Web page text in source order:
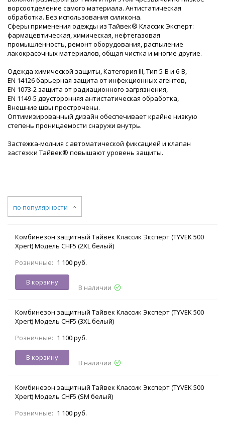
ворсоотделение самого материала. Антистатическая
обработка. Без использования силикона.
Сферы применения одежды из Тайвек® Классик Эксперт:
фармацевтическая, химическая, нефтегазовая
промышленность, ремонт оборудования, распыление
лакокрасочных материалов, общая чистка и многие другие.
Одежда химической защиты, Категория III, Тип 5-B и 6-B,
EN 14126 барьерная защита от инфекционных агентов,
EN 1073-2 защита от радиационного загрязнения,
EN 1149-5 двусторонняя антистатическая обработка,
Внешние швы прострочены.
Оптимизированный дизайн обеспечивает крайне низкую
степень проницаемости снаружи внутрь.
Застежка-молния с автоматической фиксацией и клапан
застежки Тайвек® повышают уровень защиты.
по популярности
Комбинезон защитный Тайвек Классик Эксперт (TYVEK 500
Xpert) Модель CHF5 (2XL белый)
Розничные: 1 100 руб.
В корзину
В наличии
Комбинезон защитный Тайвек Классик Эксперт (TYVEK 500
Xpert) Модель CHF5 (3XL белый)
Розничные: 1 100 руб.
В корзину
В наличии
Комбинезон защитный Тайвек Классик Эксперт (TYVEK 500
Xpert) Модель CHF5 (SM белый)
Розничные: 1 100 руб.